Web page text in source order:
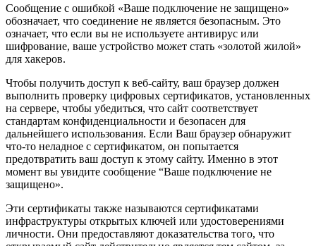
Сообщение с ошибкой «Ваше подключение не защищено»
обозначает, что соединение не является безопасным. Это
означает, что если вы не используете антивирус или
шифрование, ваше устройство может стать «золотой жилой»
для хакеров.
Чтобы получить доступ к веб-сайту, ваш браузер должен
выполнить проверку цифровых сертификатов, установленных
на сервере, чтобы убедиться, что сайт соответствует
стандартам конфиденциальности и безопасен для
дальнейшего использования. Если Ваш браузер обнаружит
что-то неладное с сертификатом, он попытается
предотвратить ваш доступ к этому сайту. Именно в этот
момент вы увидите сообщение “Ваше подключение не
защищено».
Эти сертификаты также называются сертификатами
инфраструктуры открытых ключей или удостоверениями
личности. Они предоставляют доказательства того, что